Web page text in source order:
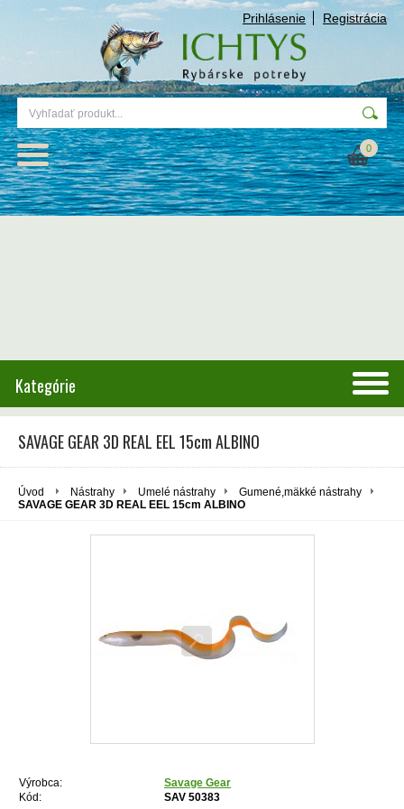
Prihlásenie Registrácia
0
Kategórie
SAVAGE GEAR 3D REAL EEL 15cm ALBINO
Úvod Nástrahy Umelé nástrahy
Gumené,mäkké nástrahy
SAVAGE GEAR 3D REAL EEL 15cm ALBINO
Výrobca:
Savage Gear
Kód:
SAV 50383